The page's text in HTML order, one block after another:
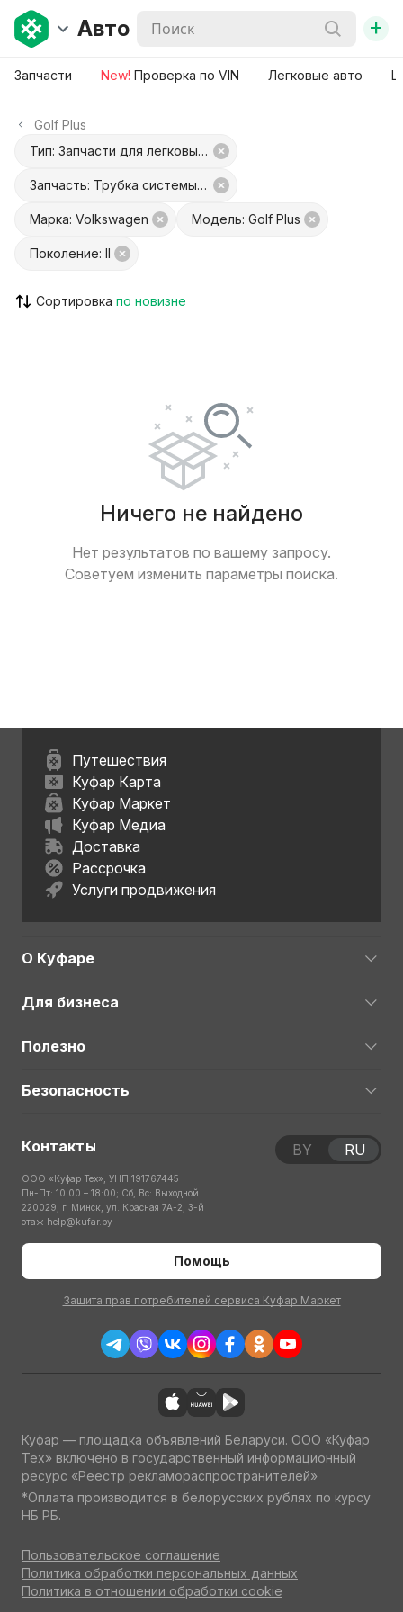
Авто +
Запчасти New! Проверка по VIN Легковые авто
Golf Plus
Тип: Запчасти для легковых авто
Запчасть: Трубка системы рециркуляции EGR
Марка: Volkswagen Модель: Golf Plus
Поколение: II
Сортировка
Ничего не найдено
Нет результатов по вашему запросу.
Советуем изменить параметры поиска.
Путешествия
Куфар Карта
Куфар Маркет
Куфар Медиа
Доставка
Рассрочка
Услуги продвижения
О Куфаре
Для бизнеса
Полезно
Безопасность
Контакты
ООО «Куфар Тех», УНП 191767445
Пн-Пт: 10:00 – 18:00; Сб, Вс: Выходной
220029, г. Минск, ул. Красная 7А-2, 3-й
этаж help@kufar.by
Помощь
Защита прав потребителей сервиса Куфар Маркет
BY RU
Куфар — площадка объявлений Беларуси. ООО «Куфар
Тех» включено в государственный информационный
ресурс «Реестр рекламораспространителей»
*Оплата производится в белорусских рублях по курсу
НБ РБ.
Пользовательское соглашение
Политика обработки персональных данных
Политика в отношении обработки cookie